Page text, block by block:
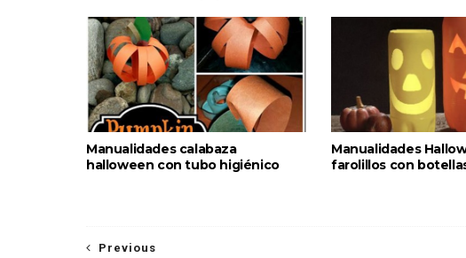
Manualidades calabaza
halloween con tubo higiénico
Manualidades
farolillos con
Previous